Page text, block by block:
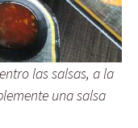
las salsas, a la
una salsa